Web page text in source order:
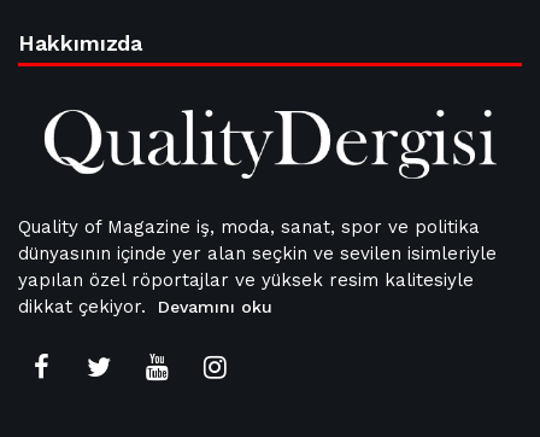
Hakkımızda
Quality of Magazine iş, moda, sanat, spor ve politika
dünyasının içinde yer alan seçkin ve sevilen isimleriyle
yapılan özel röportajlar ve yüksek resim kalitesiyle
dikkat çekiyor.
Devamını oku